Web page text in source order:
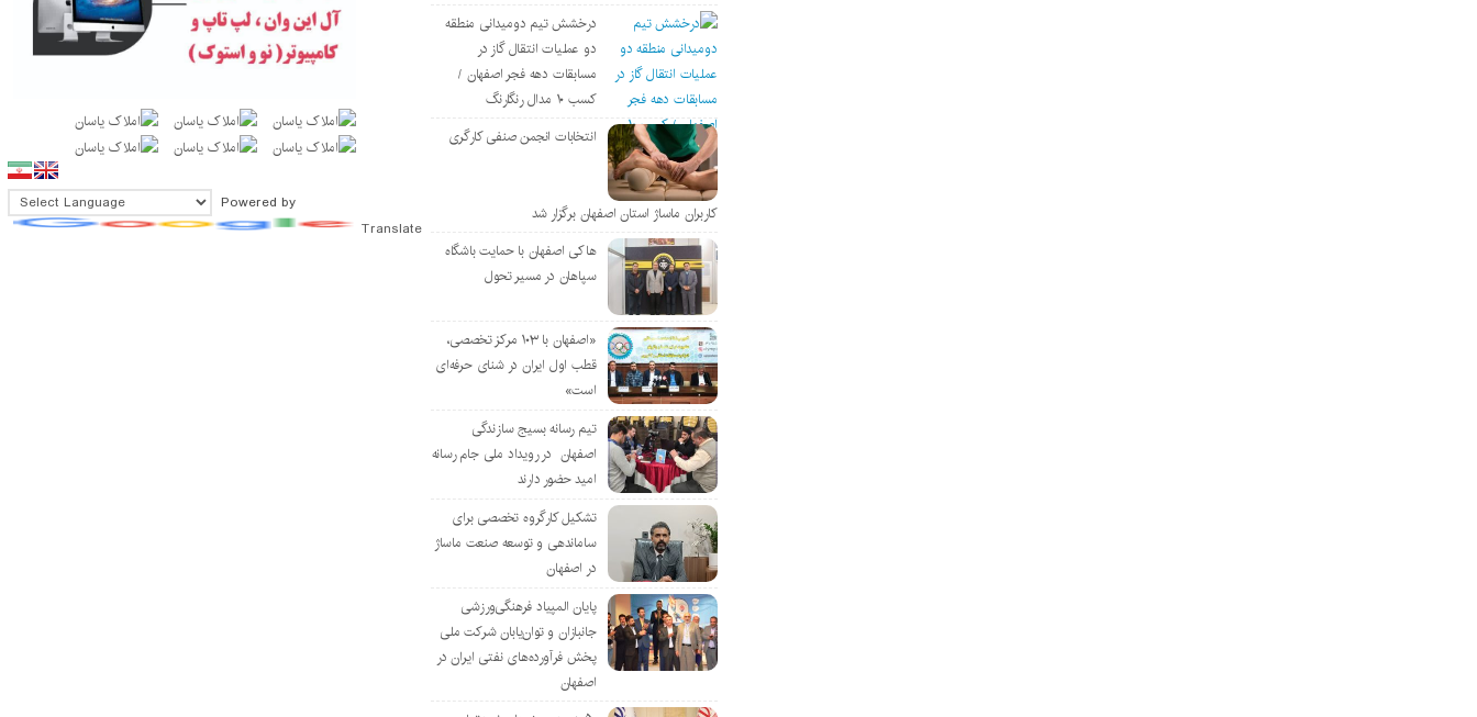
درخشش تیم دومیدانی منطقه
دو عملیات انتقال گاز در
مسابقات دهه فجر اصفهان /
کسب ۱۰ مدال رنگارنگ
انتخابات انجمن صنفی کارگری
کاربران ماساژ استان اصفهان برگزار شد
هاکی اصفهان با حمایت باشگاه
سپاهان در مسیر تحول
«اصفهان با ۱۰۳ مرکز تخصصی،
قطب اول ایران در شنای حرفه‌ای
است»
تیم رسانه بسیج سازندگی
اصفهان در رویداد ملی جام رسانه
امید حضور دارند
تشکیل کارگروه تخصصی برای
ساماندهی و توسعه صنعت ماساژ
در اصفهان
پایان المپیاد فرهنگی‌ورزشی
جانبازان و توان‌یابان شرکت ملی
پخش فرآورده‌های نفتی ایران در
اصفهان
Powered by
Translate